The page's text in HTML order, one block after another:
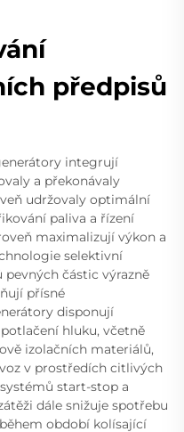
předpisů
integrují
a překonávaly
udržovaly optimální
paliva a řízení
maximalizují výkon a
selektivní
částic výrazně
přísné
disponují
hluku, včetně
izolačních materiálů,
v prostředích citlivých
start-stop a
dále snižuje spotřebu
období kolísající